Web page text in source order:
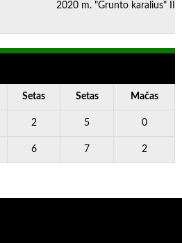
2020 m. "Grunto karalius" III
Setas Setas Mačas
2 5 0
6 7 2